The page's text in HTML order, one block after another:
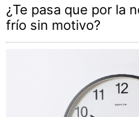
¿Te pasa que por la
frío sin motivo?